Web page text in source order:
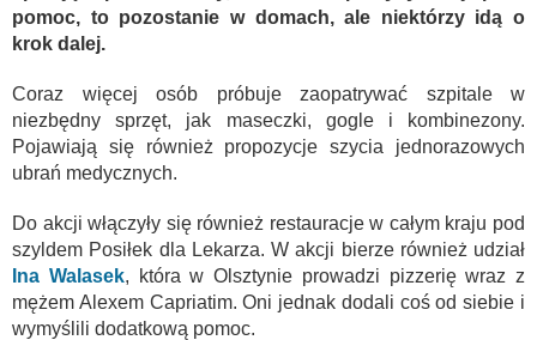
pomoc, to pozostanie w domach, ale niektórzy idą o
krok dalej.
Coraz więcej osób próbuje zaopatrywać szpitale w
niezbędny sprzęt, jak maseczki, gogle i kombinezony.
Pojawiają się również propozycje szycia jednorazowych
ubrań medycznych.
Do akcji włączyły się również restauracje w całym kraju pod
szyldem Posiłek dla Lekarza. W akcji bierze również udział
Ina Walasek, która w Olsztynie prowadzi pizzerię wraz z
mężem Alexem Capriatim. Oni jednak dodali coś od siebie i
wymyślili dodatkową pomoc.